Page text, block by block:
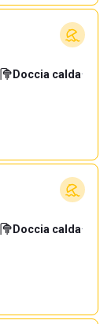
Doccia calda·
Doccia calda·